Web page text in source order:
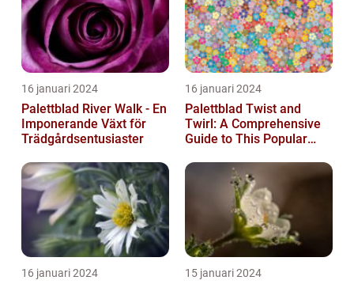
16 januari 2024
Palettblad River Walk - En
Imponerande Växt för
Trädgårdsentusiaster
16 januari 2024
Palettblad Twist and
Twirl: A Comprehensive
Guide to This Popular
16 januari 2024 15 januari 2024